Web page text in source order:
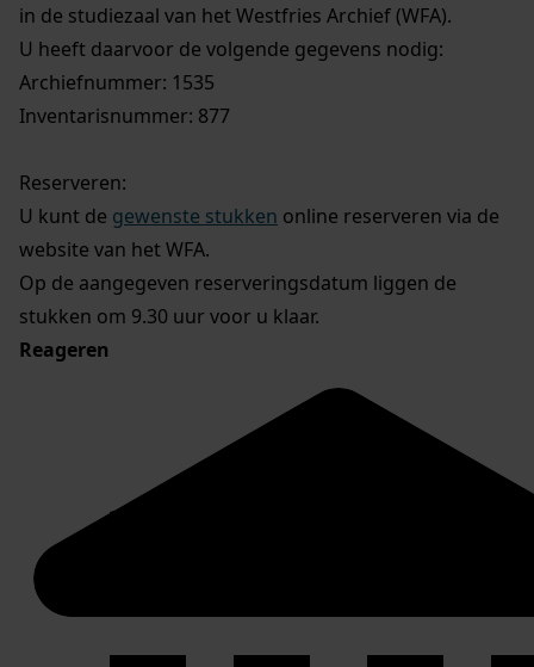
in de studiezaal van het Westfries Archief (WFA).
U heeft daarvoor de volgende gegevens nodig:
Archiefnummer: 1535
Inventarisnummer: 877
Reserveren:
U kunt de gewenste stukken online reserveren via de
website van het WFA.
Op de aangegeven reserveringsdatum liggen de
stukken om 9.30 uur voor u klaar.
Reageren